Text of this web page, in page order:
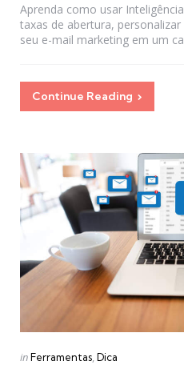
Aprenda como usar
taxas de abertura,
seu e-mail marketing em um
Continue Reading
Categories
Posted
inFerramentas Dica